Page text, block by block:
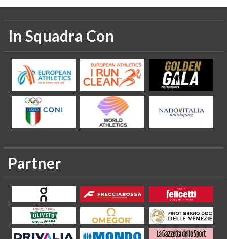
In Squadra Con
Partner